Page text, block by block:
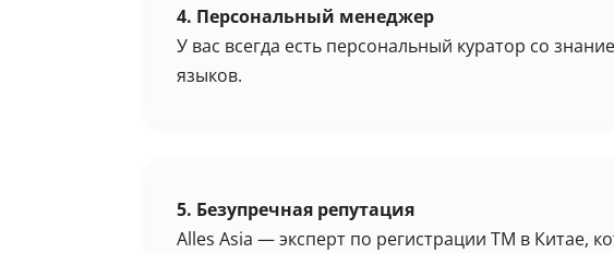
4. Персональный менеджер
У вас всегда есть персональный куратор со
языков.
5. Безупречная репутация
Alles Asia — эксперт по регистрации ТМ в Китае,